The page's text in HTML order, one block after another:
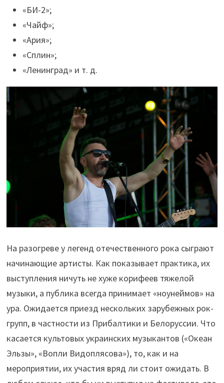
«БИ-2»;
«Чайф»;
«Ария»;
«Сплин»;
«Ленинград» и т. д.
На разогреве у легенд отечественного рока сыграют
начинающие артисты. Как показывает практика, их
выступления ничуть не хуже корифеев тяжелой
музыки, а публика всегда принимает «ноунеймов» на
ура. Ожидается приезд нескольких зарубежных рок-
групп, в частности из Прибалтики и Белоруссии. Что
касается культовых украинских музыкантов («Океан
Эльзы», «Вопли Видоплясова»), то, как и на
мероприятии, их участия вряд ли стоит ожидать. В